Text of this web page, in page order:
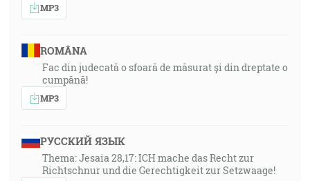
MP3
ROMÂNA
Fac din judecată o sfoară de măsurat și din dreptate o
cumpănă!
MP3
РУССКИЙ ЯЗЫК
Thema: Jesaia 28,17: ICH mache das Recht zur
Richtschnur und die Gerechtigkeit zur Setzwaage!